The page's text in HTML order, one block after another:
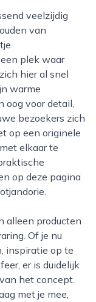
van
plek waar
hier al snel
warme
oog voor detail,
bezoekers zich
op een originele
elkaar te
op deze pagina
Of je nu
inspiratie op te
er is duidelijk
het concept.
met je mee,